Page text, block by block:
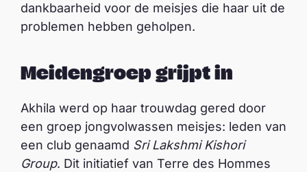
dankbaarheid voor de meisjes die haar uit de
problemen hebben geholpen.
Meidengroep grijpt in
Akhila werd op haar trouwdag gered door
een groep jongvolwassen meisjes: leden van
een club genaamd Sri Lakshmi Kishori
Group. Dit initiatief van Terre des Hommes